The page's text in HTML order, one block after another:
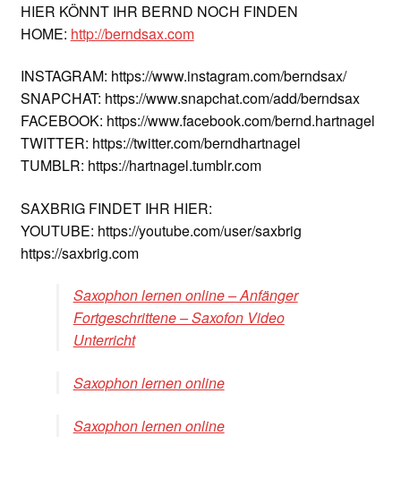
HIER KÖNNT IHR BERND NOCH FINDEN
HOME: http://berndsax.com
INSTAGRAM: https://www.instagram.com/berndsax/
SNAPCHAT: https://www.snapchat.com/add/berndsax
FACEBOOK: https://www.facebook.com/bernd.hartnagel
TWITTER: https://twitter.com/berndhartnagel
TUMBLR: https://hartnagel.tumblr.com
SAXBRIG FINDET IHR HIER:
YOUTUBE: https://youtube.com/user/saxbrig
https://saxbrig.com
Saxophon lernen online – Anfänger
Fortgeschrittene – Saxofon Video
Unterricht
Saxophon lernen online
Saxophon lernen online